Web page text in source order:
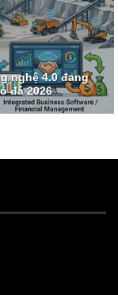
nghệ 4.0 đang
đá 2026